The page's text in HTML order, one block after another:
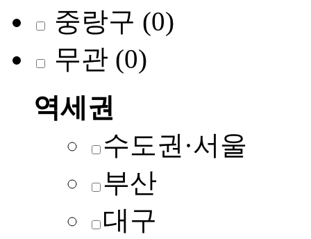
중랑구 (0)
무관 (0)
역세권
수도권·서울
부산
대구